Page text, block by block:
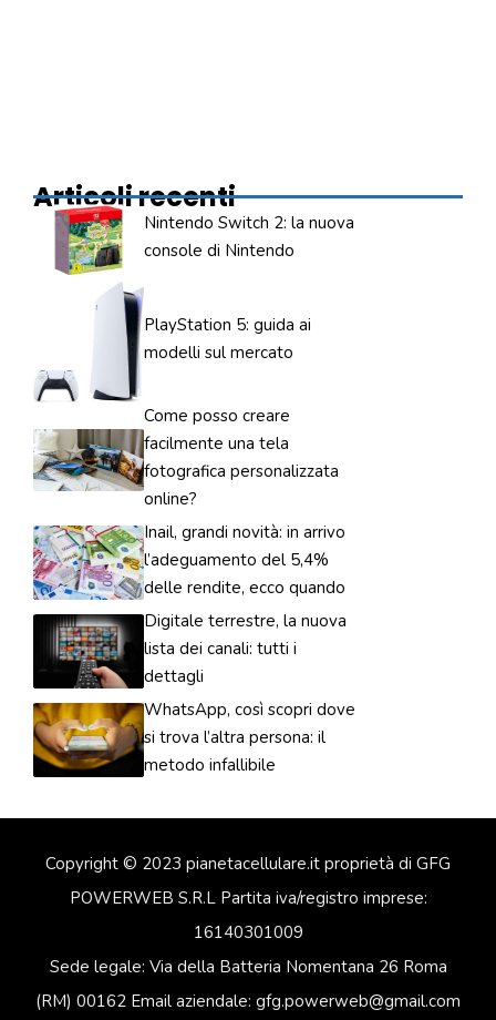
Articoli recenti
Nintendo Switch 2: la nuova
console di Nintendo
PlayStation 5: guida ai
modelli sul mercato
Come posso creare
facilmente una tela
fotografica personalizzata
online?
Inail, grandi novità: in arrivo
l’adeguamento del 5,4%
delle rendite, ecco quando
Digitale terrestre, la nuova
lista dei canali: tutti i
dettagli
WhatsApp, così scopri dove
si trova l’altra persona: il
metodo infallibile
Copyright © 2023 pianetacellulare.it proprietà di GFG
POWERWEB S.R.L Partita iva/registro imprese:
16140301009
Sede legale: Via della Batteria Nomentana 26 Roma
(RM) 00162 Email aziendale: gfg.powerweb@gmail.com